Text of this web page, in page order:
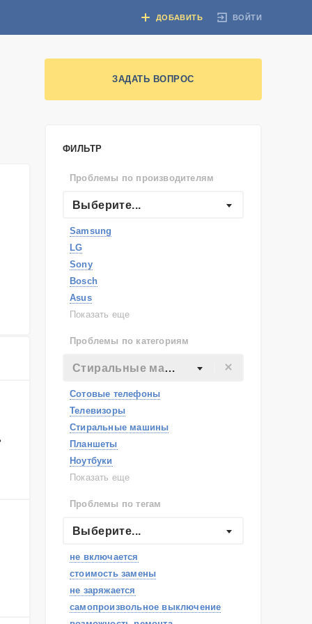
ВОЙТИ
ДОБАВИТЬ
ЗАДАТЬ ВОПРОС
ФИЛЬТР
Проблемы по производителям
Выберите...
Samsung
LG
Sony
Bosch
Asus
Lenovo
Apple
Indesit
Показать еще
Проблемы по категориям
Стиральные машины
Сотовые телефоны
Телевизоры
Стиральные машины
Планшеты
Ноутбуки
Холодильники
Посудомоечные машины
Наушники
Показать еще
Проблемы по тегам
Выберите...
не включается
стоимость замены
не заряжается
самопроизвольное выключение